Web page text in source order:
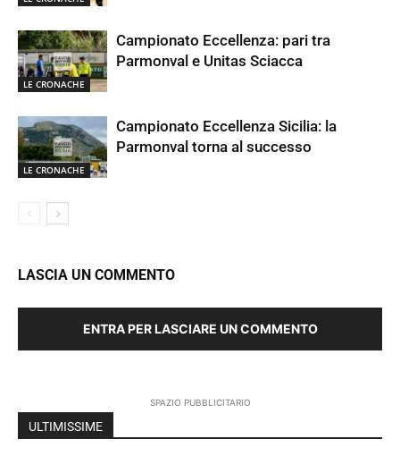
LE CRONACHE
Campionato Eccellenza: pari tra
Parmonval e Unitas Sciacca
LE CRONACHE
Campionato Eccellenza Sicilia: la
Parmonval torna al successo
LASCIA UN COMMENTO
ENTRA PER LASCIARE UN COMMENTO
SPAZIO PUBBLICITARIO
ULTIMISSIME